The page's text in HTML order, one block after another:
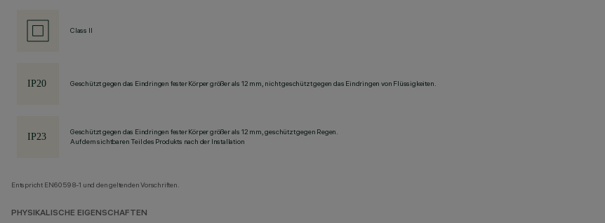
Class II
Geschützt gegen das Eindringen fester Körper größer als 12 mm, nicht geschützt gegen das Eindringen von Flüssigkeiten.
Geschützt gegen das Eindringen fester Körper größer als 12 mm, geschützt gegen Regen.
Auf dem sichtbaren Teil des Produkts nach der Installation
Entspricht EN60598-1 und den geltenden Vorschriften.
PHYSIKALISCHE EIGENSCHAFTEN